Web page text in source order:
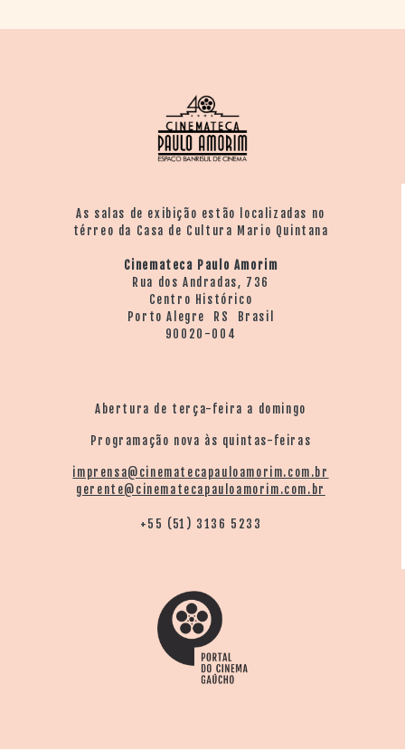
As salas de exibição estão localizadas no
térreo da Casa de Cultura Mario Quintana
Cinemateca Paulo Amorim
Rua dos Andradas, 736
Centro Histórico
Porto Alegre RS Brasil
90020-004
Abertura de terça-feira a domingo
Programação nova às quintas-feiras
imprensa@cinematecapauloamorim.com.br
gerente@cinematecapauloamorim.com.br
+55 (51) 3136 5233